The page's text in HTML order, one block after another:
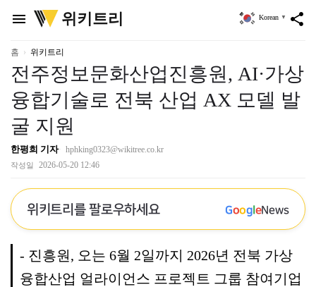
menu
위
키
리
위키트리 share
Korean ▼
홈 위키트리
전주정보문화산업진흥원, AI·가상
융합기술로 전북 산업 AX 모델 발
굴 지원
한평희 기자 hphking0323@wikitree.co.kr
작성일 2026-05-20 12:46
위키트리를 팔로우하세요 GoogleNews
- 진흥원, 오는 6월 2일까지 2026년 전북 가상
융합산업 얼라이언스 프로젝트 그룹 참여기업